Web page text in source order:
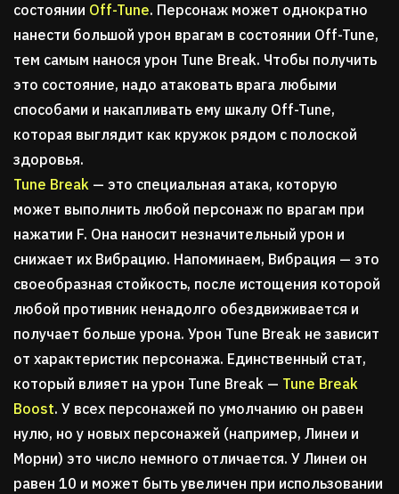
состоянии Off-Tune. Персонаж может однократно
нанести большой урон врагам в состоянии Off-Tune,
тем самым нанося урон Tune Break. Чтобы получить
это состояние, надо атаковать врага любыми
способами и накапливать ему шкалу Off-Tune,
которая выглядит как кружок рядом с полоской
здоровья.
Tune Break — это специальная атака, которую
может выполнить любой персонаж по врагам при
нажатии F. Она наносит незначительный урон и
снижает их Вибрацию. Напоминаем, Вибрация — это
своеобразная стойкость, после истощения которой
любой противник ненадолго обездвиживается и
получает больше урона. Урон Tune Break не зависит
от характеристик персонажа. Единственный стат,
который влияет на урон Tune Break — Tune Break
Boost. У всех персонажей по умолчанию он равен
нулю, но у новых персонажей (например, Линеи и
Морни) это число немного отличается. У Линеи он
равен 10 и может быть увеличен при использовании